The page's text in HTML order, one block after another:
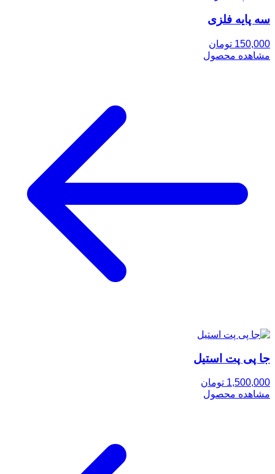
سه پایه فلزی
150,000 تومان
مشاهده محصول
جا پی پت استیل
1,500,000 تومان
مشاهده محصول